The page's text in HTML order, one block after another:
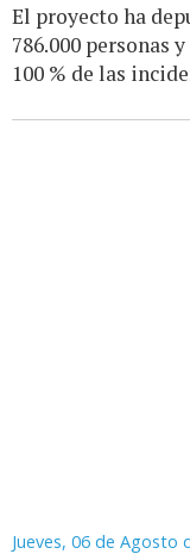
El proyecto ha
786.000 personas
100 % de las
Jueves, 06 de Agosto